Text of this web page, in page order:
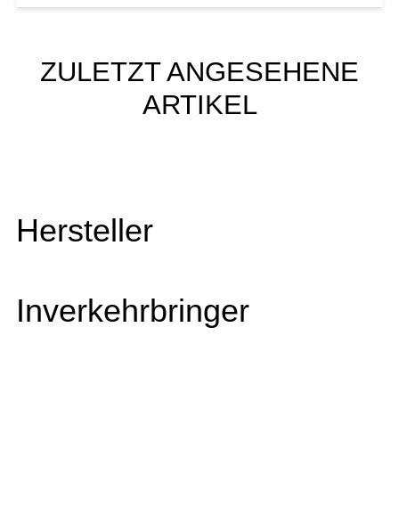
ZULETZT ANGESEHENE
ARTIKEL
Hersteller
Inverkehrbringer